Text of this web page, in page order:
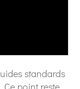
standards